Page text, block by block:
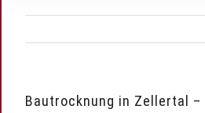
Bautrocknung in Zellertal –